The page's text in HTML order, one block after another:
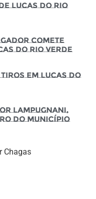
Lucas do Rio
comete
do Rio Verde
em Lucas do
Lampugnani,
do município
Chagas